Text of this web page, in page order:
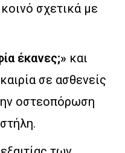
σχετικά με
έκανες;» και
σε ασθενείς
οστεοπόρωση